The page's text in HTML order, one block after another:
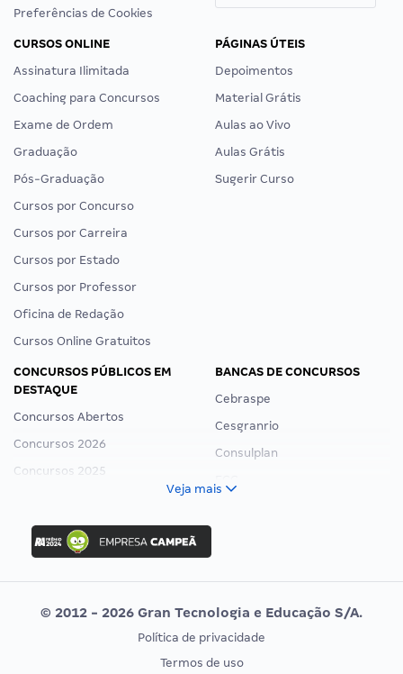
Preferências de Cookies
CURSOS ONLINE
Assinatura Ilimitada
Coaching para Concursos
Exame de Ordem
Graduação
Pós-Graduação
Cursos por Concurso
Cursos por Carreira
Cursos por Estado
Cursos por Professor
Oficina de Redação
Cursos Online Gratuitos
PÁGINAS ÚTEIS
Depoimentos
Material Grátis
Aulas ao Vivo
Aulas Grátis
Sugerir Curso
CONCURSOS PÚBLICOS EM
DESTAQUE
Concursos Abertos
Concursos 2026
Concursos 2025
Concurso Ibama
Concurso MPU
Editais publicados
BANCAS DE CONCURSOS
Cebraspe
Cesgranrio
Consulplan
Vunesp
CONCURSOS POR PROFISSÃO
EXAME DE ORDEM
Veja mais
© 2012 - 2026 Gran Tecnologia e Educação S/A.
Política de privacidade
Termos de uso